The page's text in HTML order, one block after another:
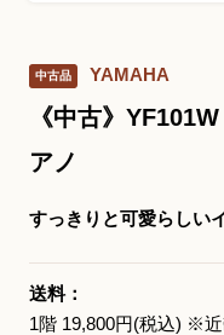
大阪・本町のピアノ専門店
〒541-0057
大阪府大阪市中央区北久
中古品 YAMAHA
《中古》
アノ
すっきりと可愛らしい
送料：
1階 19,800円(税込) ※